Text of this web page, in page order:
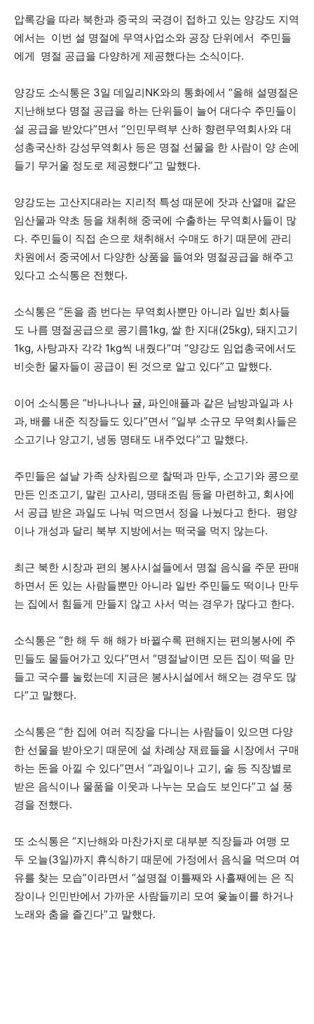
압록강을 따라 북한과 중국의 국경이 접하고 있는 양강도 지역
에서는 이번 설 명절에 무역사업소와 공장 단위에서 주민들
에게 명절 공급을 다양하게 제공했다는 소식이다.
양강도 소식통은 3일 데일리NK와의 통화에서 “올해 설명절은
지난해보다 명절 공급을 하는 단위들이 늘어 대다수 주민들이
설 공급을 받았다”면서 “인민무력부 산하 향련무역회사와 대
성총국산하 강성무역회사 등은 명절 선물을 한 사람이 양 손에
들기 무거울 정도로 제공했다”고 말했다.
양강도는 고산지대라는 지리적 특성 때문에 잣과 산열매 같은
임산물과 약초 등을 채취해 중국에 수출하는 무역회사들이 많
다. 주민들이 직접 손으로 채취해서 수매도 하기 때문에 관리
차원에서 중국에서 다양한 상품을 들여와 명절공급을 해주고
있다고 소식통은 전했다.
소식통은 “돈을 좀 번다는 무역회사뿐만 아니라 일반 회사들
도 나름 명절공급으로 콩기름1kg, 쌀 한 지대(25kg), 돼지고기
1kg, 사탕과자 각각 1kg씩 내줬다”며 “양강도 임업총국에서도
비슷한 물자들이 공급이 된 것으로 알고 있다”고 말했다.
이어 소식통은 “바나나나 귤, 파인애플과 같은 남방과일과 사
과, 배를 내준 직장들도 있다”면서 “일부 소규모 무역회사들은
소고기나 양고기, 냉동 명태도 내주었다”고 말했다.
주민들은 설날 가족 상차림으로 찰떡과 만두, 소고기와 콩으로
만든 인조고기, 말린 고사리, 명태조림 등을 마련하고, 회사에
서 공급 받은 과일도 나눠 먹으면서 정을 나눴다고 한다. 평양
이나 개성과 달리 북부 지방에서는 떡국을 먹지 않는다.
최근 북한 시장과 편의 봉사시설들에서 명절 음식을 주문 판매
하면서 돈 있는 사람들뿐만 아니라 일반 주민들도 떡이나 만두
는 집에서 힘들게 만들지 않고 사서 먹는 경우가 많다고 한다.
소식통은 “한 해 두 해 해가 바뀔수록 편해지는 편의봉사에 주
민들도 물들어가고 있다”면서 “명절날이면 모든 집이 떡을 만
들고 국수를 눌렀는데 지금은 봉사시설에서 해오는 경우도 많
다”고 말했다.
소식통은 “한 집에 여러 직장을 다니는 사람들이 있으면 다양
한 선물을 받아오기 때문에 설 차례상 재료들을 시장에서 구매
하는 돈을 아낄 수 있다”면서 “과일이나 고기, 술 등 직장별로
받은 음식이나 물품을 이웃과 나누는 모습도 보인다”고 설 풍
경을 전했다.
또 소식통은 “지난해와 마찬가지로 대부분 직장들과 여맹 모
두 오늘(3일)까지 휴식하기 때문에 가정에서 음식을 먹으며 여
유를 찾는 모습”이라면서 “설명절 이틀째와 사흘째에는 은 직
장이나 인민반에서 가까운 사람들끼리 모여 윷놀이를 하거나
노래와 춤을 즐긴다”고 말했다.